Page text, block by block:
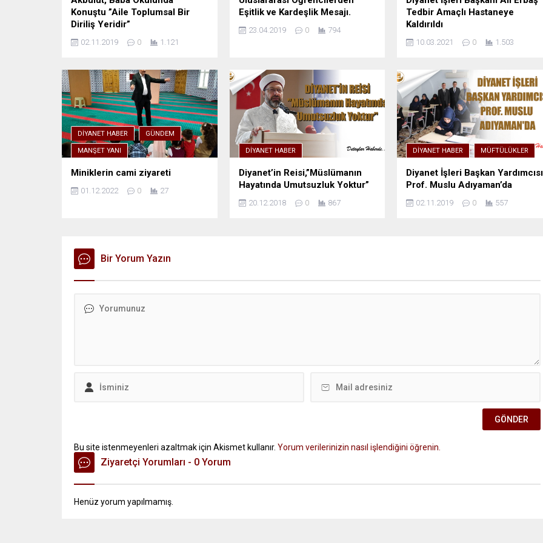
Konuştu ”Aile Toplumsal Bir
Diriliş Yeridir”
02.11.2019 0 1.121
Eşitlik ve Kardeşlik Mesajı.
23.04.2019 0 794
Tedbir Amaçlı Hastaneye
Kaldırıldı
10.03.2021 0 1.503
DIYANET HABER GÜNDEM
MANŞET YANI
Miniklerin cami ziyareti
01.12.2022 0 27
DIYANET HABER
Diyanet’in Reisi,”Müslümanın
Hayatında Umutsuzluk Yoktur”
20.12.2018 0 867
DIYANET HABER MÜFTÜLÜKLER
Diyanet İşleri Başkan Yardımcısı
Prof. Muslu Adıyaman’da
02.11.2019 0 557
Bir Yorum Yazın
Bu site istenmeyenleri azaltmak için Akismet kullanır. Yorum verilerinizin nasıl işlendiğini öğrenin.
Ziyaretçi Yorumları - 0 Yorum
Henüz yorum yapılmamış.